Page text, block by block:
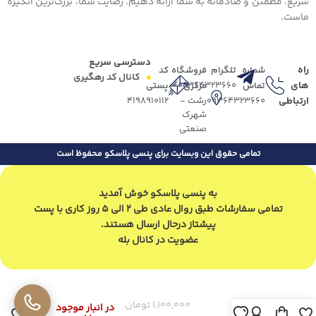
ماست.
دسترسی سریع
کانال کد رهگیری
راه
های
ارتباطی
شماره
تماس
09364323660
تلگرام
09364323660
فروشگاه
مرکزی
رشت -
شهرک
صنعتی
کد
پستی
4198910112
تمامی حقوق این وبسایت برای پنسی پلاسکو محفوظ است
به پنسی پلاسکو خوش آمدید
تمامی سفارشات طبق روال عادی طی 2 الی 5 روز کاری با پست
پیشتاز درحال ارسال هستند.
عضویت در کانال بله
جاقاشقی
1,100,000 تومان در انبار موجود